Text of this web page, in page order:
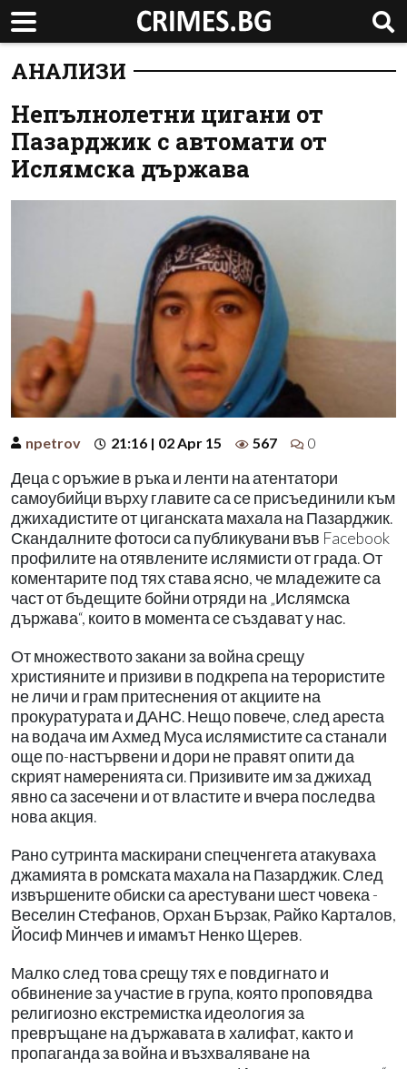
АНАЛИЗИ
Непълнолетни цигани от
Пазарджик с автомати от
Ислямска държава
npetrov 21:16 | 02 Apr 15 567 0
Деца с оръжие в ръка и ленти на атентатори
самоубийци върху главите са се присъединили към
джихадистите от циганската махала на Пазарджик.
Скандалните фотоси са публикувани във Facebook
профилите на отявлените ислямисти от града. От
коментарите под тях става ясно, че младежите са
част от бъдещите бойни отряди на „Ислямска
държава“, които в момента се създават у нас.
От множеството закани за война срещу
християните и призиви в подкрепа на терористите
не личи и грам притеснения от акциите на
прокуратурата и ДАНС. Нещо повече, след ареста
на водача им Ахмед Муса ислямистите са станали
още по-настървени и дори не правят опити да
скрият намеренията си. Призивите им за джихад
явно са засечени и от властите и вчера последва
нова акция.
Рано сутринта маскирани спецченгета атакуваха
джамията в ромската махала на Пазарджик. След
извършените обиски са арестувани шест човека -
Веселин Стефанов, Орхан Бързак, Райко Карталов,
Йосиф Минчев и имамът Ненко Щерев.
Малко след това срещу тях е повдигнато и
обвинение за участие в група, която проповядва
религиозно екстремистка идеология за
превръщане на държавата в халифат, както и
пропаганда за война и възхваляване на